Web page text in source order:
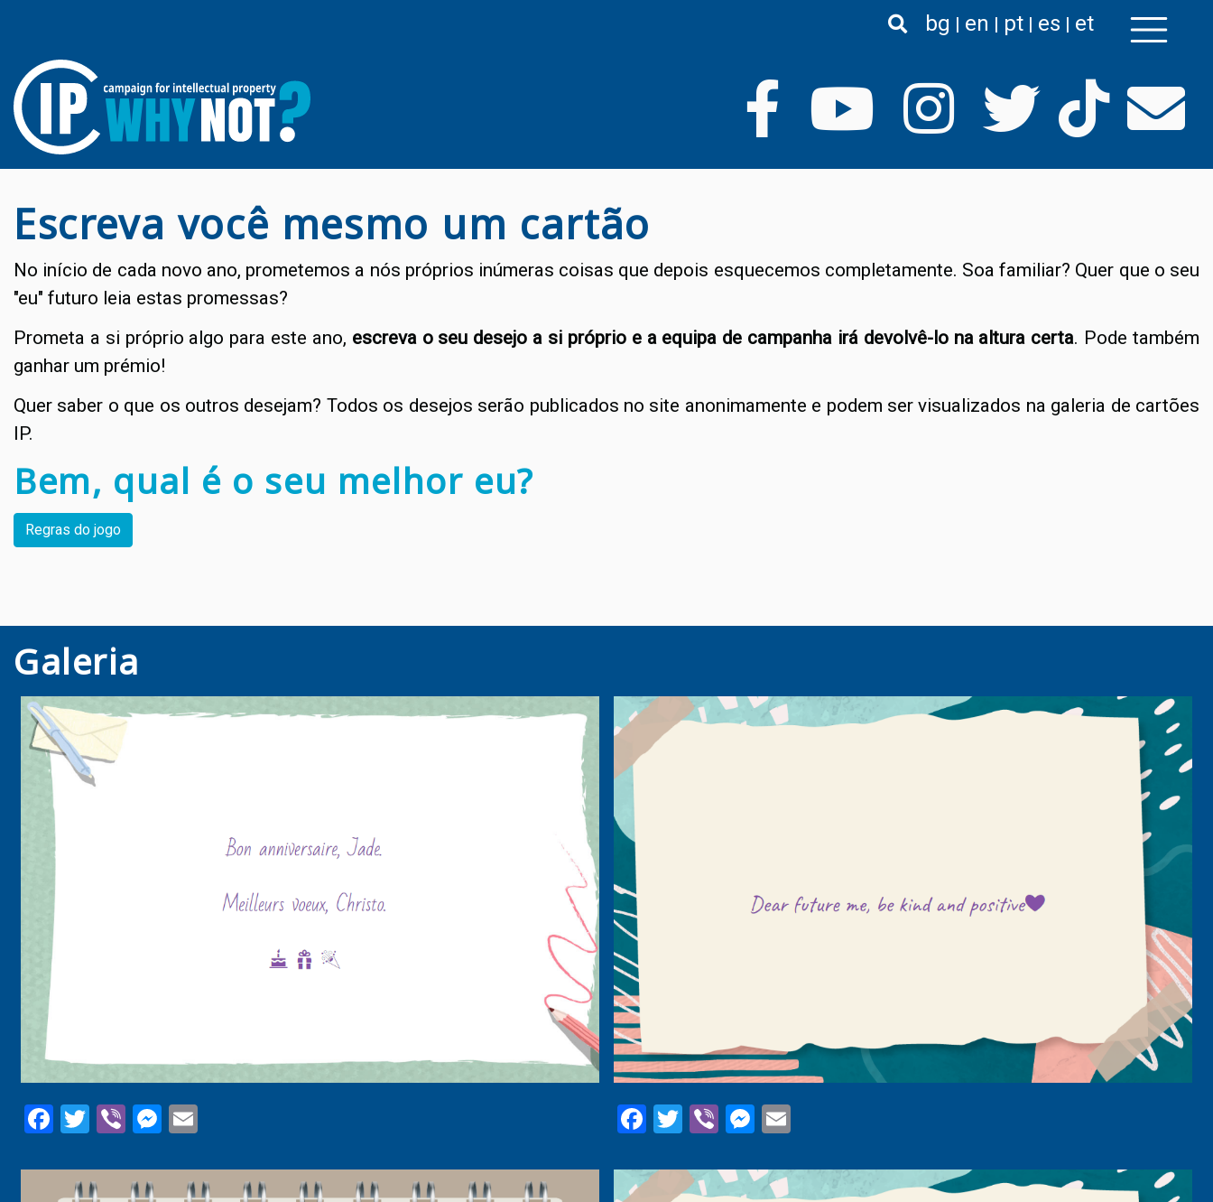
bg en pt es et
Escreva você mesmo um cartão
No início de cada novo ano, prometemos a nós próprios inúmeras coisas que depois esquecemos completamente. Soa familiar? Quer que o seu
"eu" futuro leia estas promessas?
Prometa a si próprio algo para este ano, escreva o seu desejo a si próprio e a equipa de campanha irá devolvê-lo na altura certa. Pode também
ganhar um prémio!
Quer saber o que os outros desejam? Todos os desejos serão publicados no site anonimamente e podem ser visualizados na galeria de cartões
IP.
Bem, qual é o seu melhor eu?
Regras do jogo
Galeria
Facebook
Twitter
ViberMessenger Facebook
Twitter
ViberMessenger